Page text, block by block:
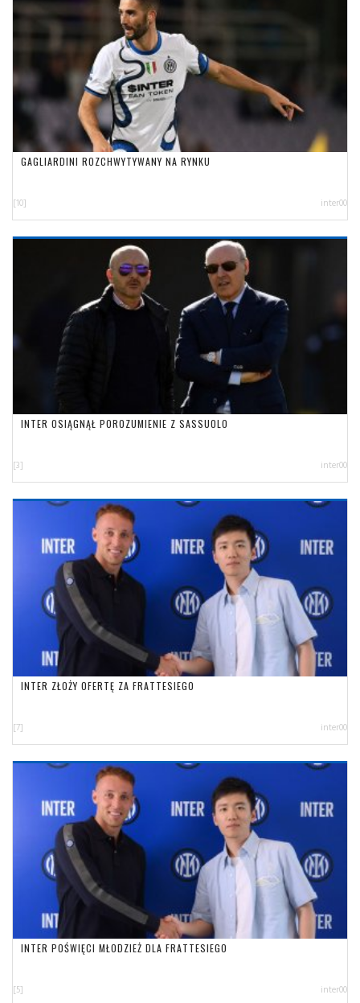
GAGLIARDINI ROZCHWYTYWANY NA RYNKU
[10] inter00
INTER OSIĄGNĄŁ POROZUMIENIE Z SASSUOLO
[3] inter00
INTER ZŁOŻY OFERTĘ ZA FRATTESIEGO
[7] inter00
INTER POŚWIĘCI MŁODZIEŻ DLA FRATTESIEGO
[5] inter00